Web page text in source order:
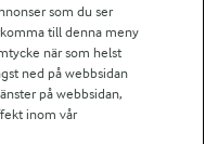
som du ser
till denna meny
när som helst
ned på webbsidan
på webbsidan,
inom vår